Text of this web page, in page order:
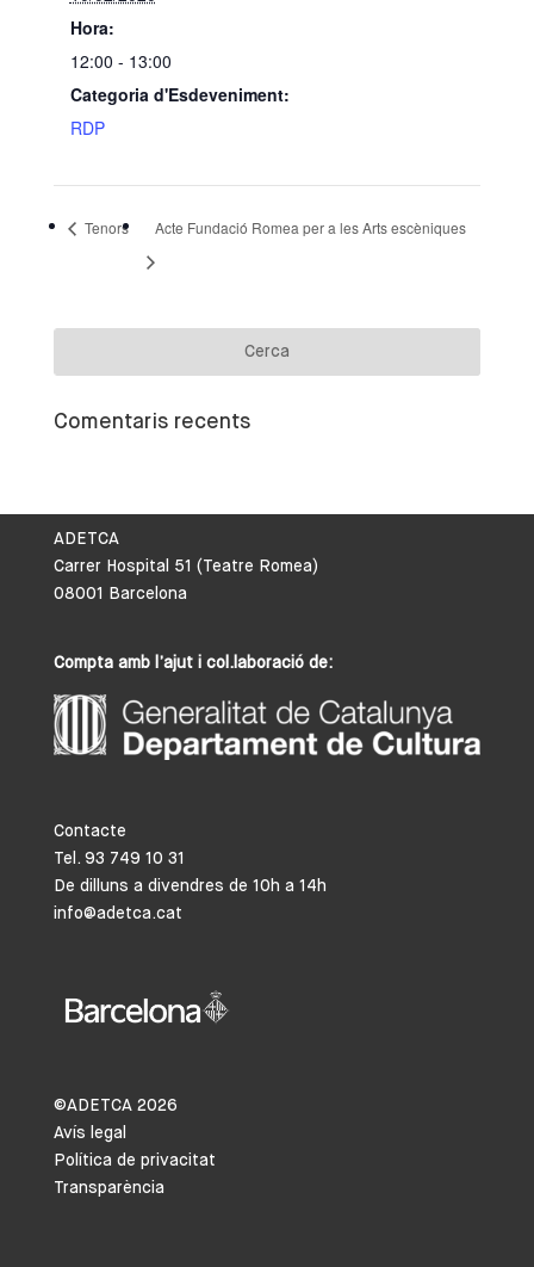
Hora:
12:00 - 13:00
Categoria d'Esdeveniment:
RDP
Tenors Acte Fundació Romea per a les Arts escèniques
Comentaris recents
ADETCA
Carrer Hospital 51 (Teatre Romea)
08001 Barcelona
Compta amb l’ajut i col.laboració de:
Contacte
Tel. 93 749 10 31
De dilluns a divendres de 10h a 14h
info@adetca.cat
©ADETCA 2026
Avís legal
Política de privacitat
Transparència